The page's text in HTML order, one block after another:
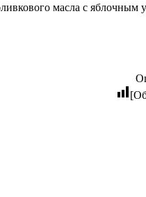
масла с яблочным